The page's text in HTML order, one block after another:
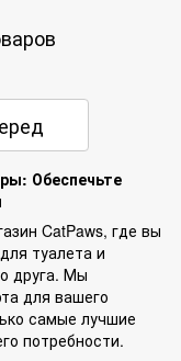
Обеспечьте
CatPaws, где вы
туалета и
друга. Мы
для вашего
самые лучшие
потребности.